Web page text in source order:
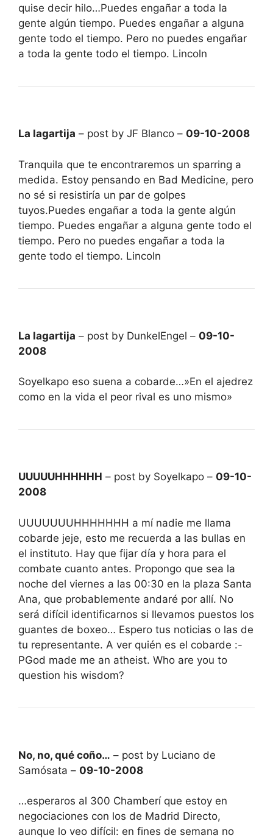
quise decir hilo…Puedes engañar a toda la
gente algún tiempo. Puedes engañar a alguna
gente todo el tiempo. Pero no puedes engañar
a toda la gente todo el tiempo. Lincoln
La lagartija – post by JF Blanco – 09-10-2008
Tranquila que te encontraremos un sparring a
medida. Estoy pensando en Bad Medicine, pero
no sé si resistiría un par de golpes
tuyos.Puedes engañar a toda la gente algún
tiempo. Puedes engañar a alguna gente todo el
tiempo. Pero no puedes engañar a toda la
gente todo el tiempo. Lincoln
La lagartija – post by DunkelEngel – 09-10-
2008
Soyelkapo eso suena a cobarde…»En el ajedrez
como en la vida el peor rival es uno mismo»
UUUUUHHHHHH – post by Soyelkapo – 09-10-
2008
UUUUUUUHHHHHHH a mí nadie me llama
cobarde jeje, esto me recuerda a las bullas en
el instituto. Hay que fijar día y hora para el
combate cuanto antes. Propongo que sea la
noche del viernes a las 00:30 en la plaza Santa
Ana, que probablemente andaré por allí. No
será difícil identificarnos si llevamos puestos los
guantes de boxeo… Espero tus noticias o las de
tu representante. A ver quién es el cobarde :-
PGod made me an atheist. Who are you to
question his wisdom?
No, no, qué coño… – post by Luciano de
Samósata – 09-10-2008
…esperaros al 300 Chamberí que estoy en
negociaciones con los de Madrid Directo,
aunque lo veo difícil: en fines de semana no